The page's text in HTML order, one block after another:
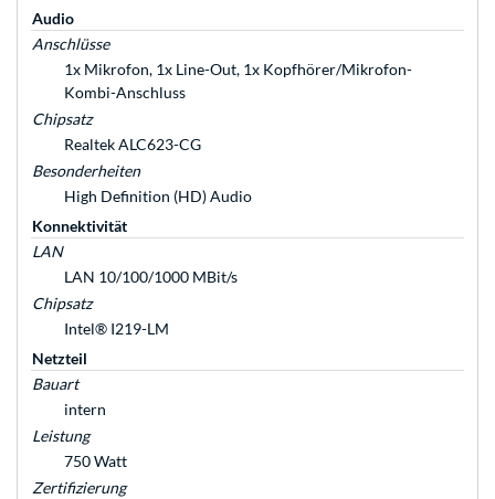
Audio
Anschlüsse
1x Mikrofon, 1x Line-Out, 1x Kopfhörer/Mikrofon-
Kombi-Anschluss
Chipsatz
Realtek ALC623-CG
Besonderheiten
High Definition (HD) Audio
Konnektivität
LAN
LAN 10/100/1000 MBit/s
Chipsatz
Intel® I219-LM
Netzteil
Bauart
intern
Leistung
750 Watt
Zertifizierung